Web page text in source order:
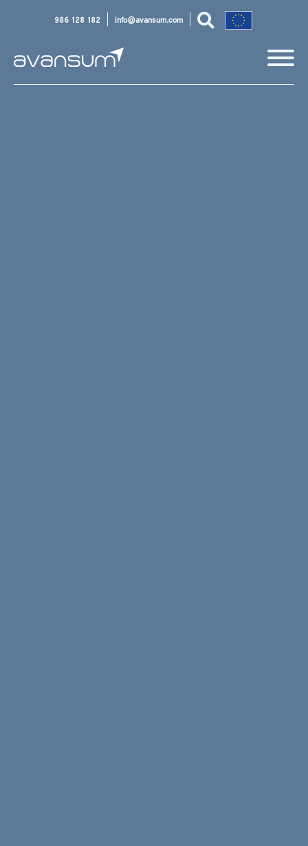
986 128 182 info@avansum.com